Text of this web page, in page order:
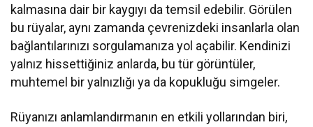
kalmasına dair bir kaygıyı da temsil edebilir. Görülen
bu rüyalar, aynı zamanda çevrenizdeki insanlarla olan
bağlantılarınızı sorgulamanıza yol açabilir. Kendinizi
yalnız hissettiğiniz anlarda, bu tür görüntüler,
muhtemel bir yalnızlığı ya da kopukluğu simgeler.
Rüyanızı anlamlandırmanın en etkili yollarından biri,